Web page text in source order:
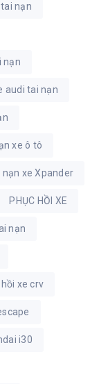
nạn
nạn
audi tai nạn
xe ô tô
xe Xpander
PHỤC HỒI XE
nạn
xe crv
i30